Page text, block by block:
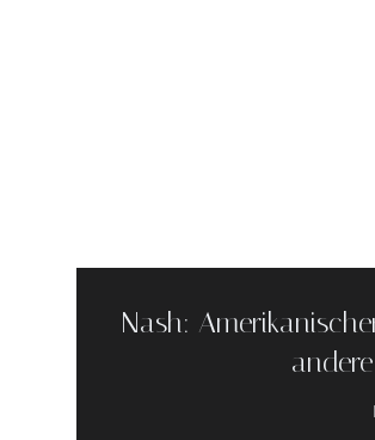
Nash: